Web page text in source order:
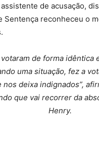
de acusação,
Sentença reconheceu o
votaram de forma idêntica
uma situação, fez a
nos deixa indignados”,
que vai recorrer da
Henry.